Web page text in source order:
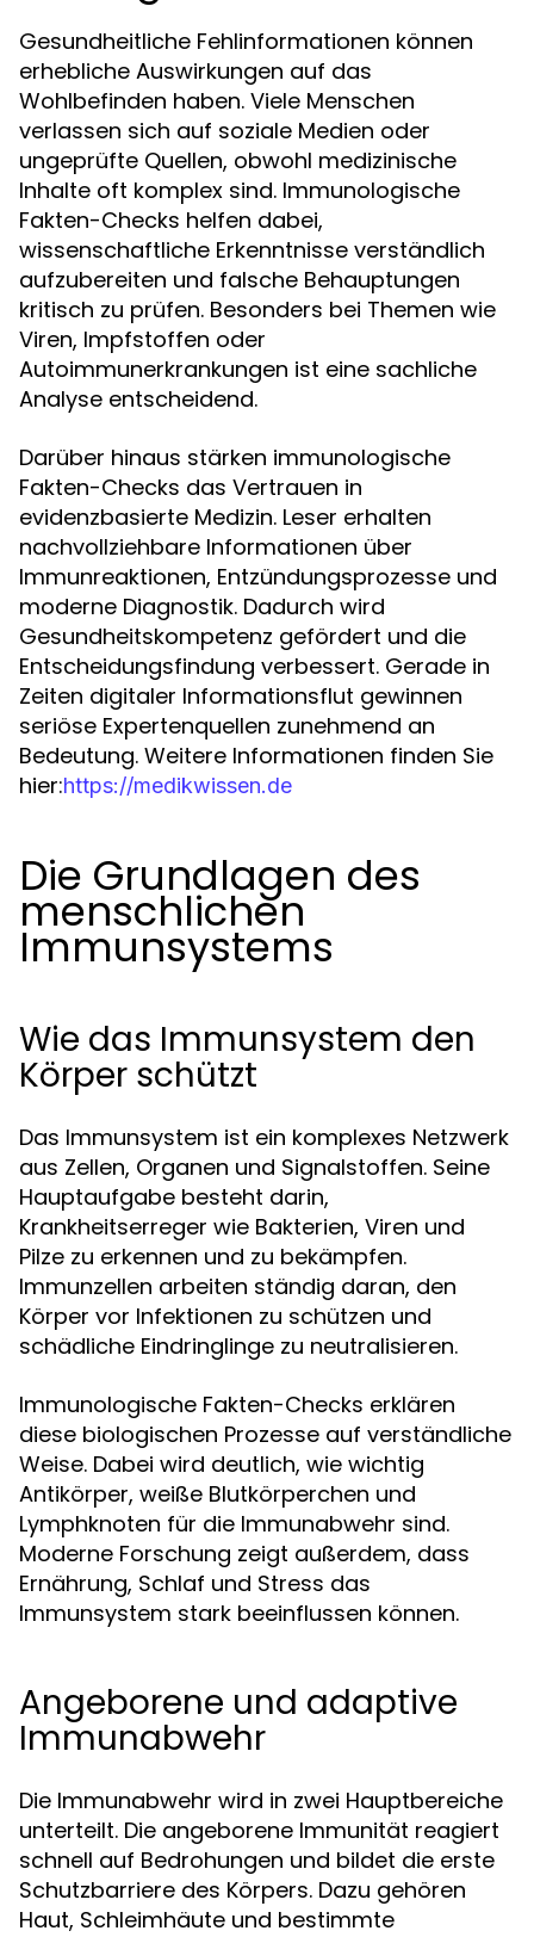
Gesundheitliche Fehlinformationen können
erhebliche Auswirkungen auf das
Wohlbefinden haben. Viele Menschen
verlassen sich auf soziale Medien oder
ungeprüfte Quellen, obwohl medizinische
Inhalte oft komplex sind. Immunologische
Fakten-Checks helfen dabei,
wissenschaftliche Erkenntnisse verständlich
aufzubereiten und falsche Behauptungen
kritisch zu prüfen. Besonders bei Themen wie
Viren, Impfstoffen oder
Autoimmunerkrankungen ist eine sachliche
Analyse entscheidend.
Darüber hinaus stärken immunologische
Fakten-Checks das Vertrauen in
evidenzbasierte Medizin. Leser erhalten
nachvollziehbare Informationen über
Immunreaktionen, Entzündungsprozesse und
moderne Diagnostik. Dadurch wird
Gesundheitskompetenz gefördert und die
Entscheidungsfindung verbessert. Gerade in
Zeiten digitaler Informationsflut gewinnen
seriöse Expertenquellen zunehmend an
Bedeutung. Weitere Informationen finden Sie
hier:https://medikwissen.de
Die Grundlagen des
menschlichen
Immunsystems
Wie das Immunsystem den
Körper schützt
Das Immunsystem ist ein komplexes Netzwerk
aus Zellen, Organen und Signalstoffen. Seine
Hauptaufgabe besteht darin,
Krankheitserreger wie Bakterien, Viren und
Pilze zu erkennen und zu bekämpfen.
Immunzellen arbeiten ständig daran, den
Körper vor Infektionen zu schützen und
schädliche Eindringlinge zu neutralisieren.
Immunologische Fakten-Checks erklären
diese biologischen Prozesse auf verständliche
Weise. Dabei wird deutlich, wie wichtig
Antikörper, weiße Blutkörperchen und
Lymphknoten für die Immunabwehr sind.
Moderne Forschung zeigt außerdem, dass
Ernährung, Schlaf und Stress das
Immunsystem stark beeinflussen können.
Angeborene und adaptive
Immunabwehr
Die Immunabwehr wird in zwei Hauptbereiche
unterteilt. Die angeborene Immunität reagiert
schnell auf Bedrohungen und bildet die erste
Schutzbarriere des Körpers. Dazu gehören
Haut, Schleimhäute und bestimmte